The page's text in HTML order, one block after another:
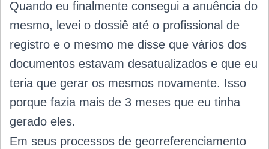
Quando eu finalmente consegui a anuência do
mesmo, levei o dossiê até o profissional de
registro e o mesmo me disse que vários dos
documentos estavam desatualizados e que eu
teria que gerar os mesmos novamente. Isso
porque fazia mais de 3 meses que eu tinha
gerado eles.
Em seus processos de georreferenciamento